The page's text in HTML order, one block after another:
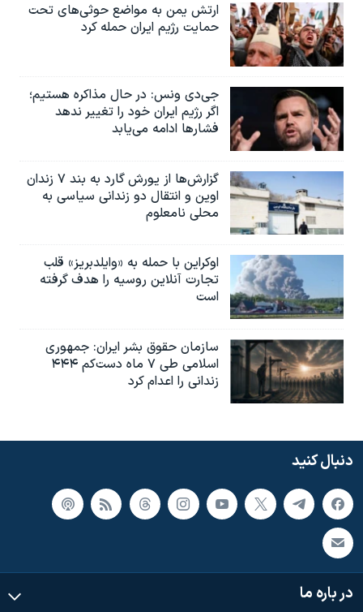
ارتش یمن به مواضع حوثی‌های تحت
حمایت رژیم ایران حمله کرد
جی‌دی ونس: در حال مذاکره هستیم؛
اگر رژیم ایران خود را تغییر ندهد
فشارها ادامه می‌یابد
گزارش‌ها از یورش گارد به بند ۷ زندان
اوین و انتقال دو زندانی سیاسی به
محلی نامعلوم
اوکراین با حمله به «وایلدبریز» قلب
تجارت آنلاین روسیه را هدف گرفته
است
سازمان حقوق بشر ایران: جمهوری
اسلامی طی ۷ ماه دست‌کم ۴۴۴
زندانی را اعدام کرد
دنبال کنید
در باره ما